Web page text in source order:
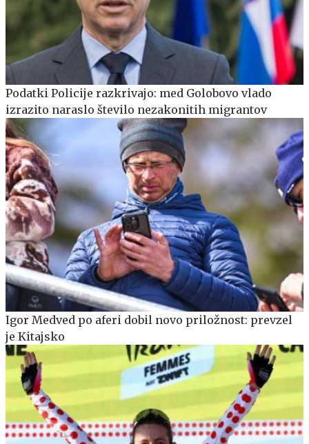
Podatki Policije razkrivajo: med Golobovo vlado
izrazito naraslo število nezakonitih migrantov
Igor Medved po aferi dobil novo priložnost: prevzel
je Kitajsko